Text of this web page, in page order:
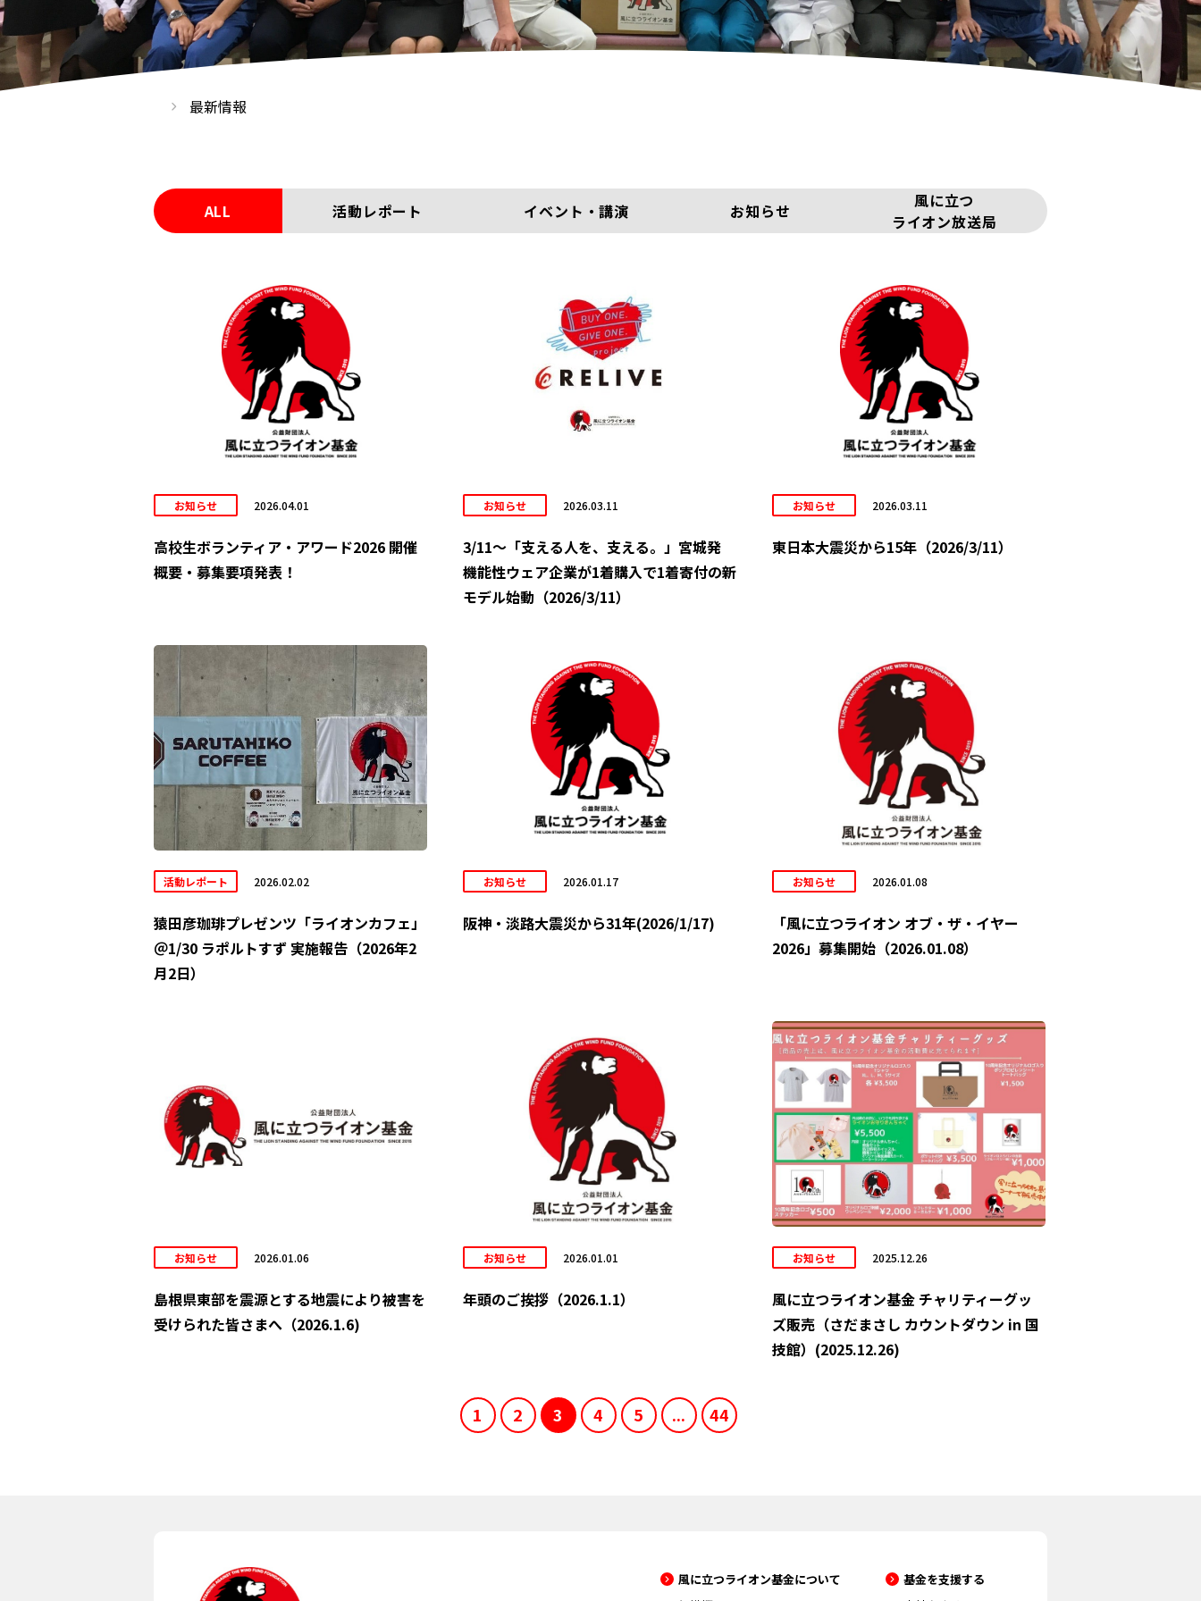
最新情報
ALL 活動レポート イベント・講演 お知らせ
風に立つ
ライオン放送局
お知らせ 2026.04.01
高校生ボランティア・アワード2026 開催
概要・募集要項発表！
お知らせ 2026.03.11
3/11～「支える人を、支える。」宮城発
機能性ウェア企業が1着購入で1着寄付の新
モデル始動（2026/3/11）
お知らせ 2026.03.11
東日本大震災から15年（2026/3/11）
活動レポート 2026.02.02
猿田彦珈琲プレゼンツ「ライオンカフェ」
＠1/30 ラポルトすず 実施報告（2026年2
月2日）
お知らせ 2026.01.17
阪神・淡路大震災から31年(2026/1/17)
お知らせ 2026.01.08
「風に立つライオン オブ・ザ・イヤー
2026」募集開始（2026.01.08）
お知らせ 2026.01.06
島根県東部を震源とする地震により被害を
受けられた皆さまへ（2026.1.6)
お知らせ 2026.01.01
年頭のご挨拶（2026.1.1）
お知らせ 2025.12.26
風に立つライオン基金 チャリティーグッ
ズ販売（さだまさし カウントダウン in 国
技館）(2025.12.26)
1 2 3 4 5 ... 44
風に立つライオン基金について
基金を支援する